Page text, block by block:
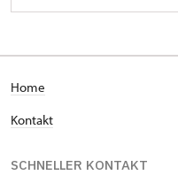
Home
Kontakt
SCHNELLER KONTAKT